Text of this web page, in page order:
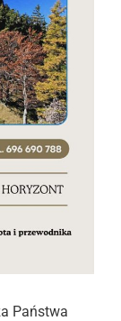
Państwa